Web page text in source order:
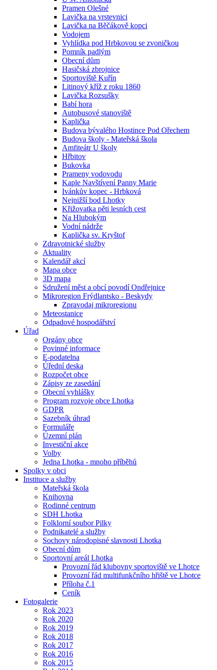
Pramen Olešné
Lavička na vrstevnici
Lavička na Běčákově kopci
Vodojem
Vyhlídka pod Hrbkovou se zvoničkou
Pomník padlým
Obecní dům
Hasičská zbrojnice
Sportoviště Kuřín
Litinový kříž z roku 1860
Lavička Rozsušky
Babí hora
Autobusové stanoviště
Kaplička
Budova bývalého Hostince Pod Ořechem
Budova školy - Mateřská škola
Amfiteátr U školy
Hřbitov
Bukovka
Prameny vodovodu
Kaple Navštívení Panny Marie
Ivánkův kopec - Hrbková
Nejnižší bod Lhotky
Křižovatka pěti lesních cest
Na Hlubokým
Vodní nádrže
Kaplička sv. Kryštof
Zdravotnické služby
Aktuality
Kalendář akcí
Mapa obce
3D mapa
Sdružení měst a obcí povodí Ondřejnice
Mikroregion Frýdlantsko - Beskydy
Zpravodaj mikroregionu
Meteostanice
Odpadové hospodářství
Úřad
Orgány obce
Povinné informace
E-podatelna
Úřední deska
Rozpočet obce
Zápisy ze zasedání
Obecní vyhlášky
Program rozvoje obce Lhotka
GDPR
Sazebník úhrad
Formuláře
Územní plán
Investiční akce
Volby
Jedna Lhotka - mnoho příběhů
Spolky v obci
Instituce a služby
Mateřská škola
Knihovna
Rodinné centrum
SDH Lhotka
Folklorní soubor Pilky
Podnikatelé a služby
Sochovy národopisné slavnosti Lhotka
Obecní dům
Sportovní areál Lhotka
Provozní řád klubovny sportoviště ve Lhotce
Provozní řád multifunkčního hřiště ve Lhotce
Příloha č.1
Ceník
Fotogalerie
Rok 2023
Rok 2020
Rok 2019
Rok 2018
Rok 2017
Rok 2016
Rok 2015